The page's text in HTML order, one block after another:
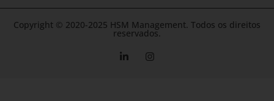
Copyright © 2020-2025 HSM Management. Todos os direitos
reservados.